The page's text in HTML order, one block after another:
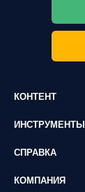
КОНТЕНТ
ИНСТРУМЕНТЫ
СПРАВКА
КОМПАНИЯ